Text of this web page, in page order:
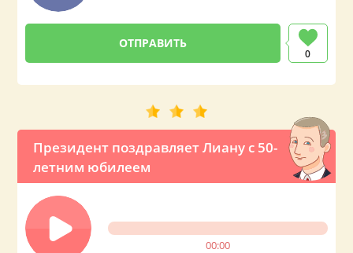
0
Президент поздравляет Лиану с 50-
летним юбилеем
00:00